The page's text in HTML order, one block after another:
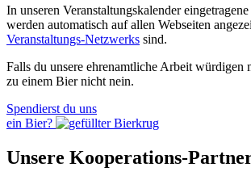
In unseren Veranstaltungskalender
werden automatisch auf allen Webseiten
Veranstaltungs-Netzwerks sind.
Falls du unsere ehrenamtliche Arbeit würdigen
zu einem Bier nicht nein.
Spendierst du uns
ein Bier?
Unsere Kooperations-